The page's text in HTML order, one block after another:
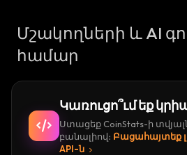
Մշակողների և AI
համար
Կառուցո՞ւմ եք
Ստացեք CoinStats-ի
բանալիով։ Բացահայտեք
API-ն